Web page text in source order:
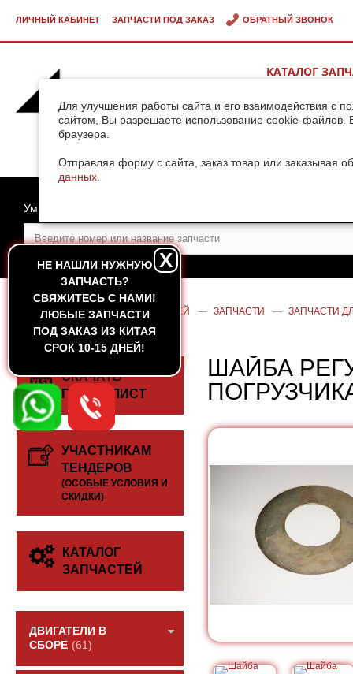
Для улучшения работы сайта и его взаимодействия с
сайтом, Вы разрешаете использование cookie-файлов.
браузера.
Отправляя форму с сайта, заказ товар или заказывая
данных
ЛИЧНЫЙ КАБИНЕТ ЗАПЧАСТИ ПОД ЗАКАЗ ОБРАТНЫЙ ЗВОНОК
КАТАЛОГ
НЕ НАШЛИ НУЖНУЮ
ЗАПЧАСТЬ?
CВЯЖИТЕСЬ С НАМИ!
ЛЮБЫЕ ЗАПЧАСТИ
ПОД ЗАКАЗ ИЗ КИТАЯ
СРОК 10-15 ДНЕЙ!
X
Умный поиск
ГЛАВНАЯ — КАТАЛОГ ЗАПЧАСТЕЙ — ЗАПЧАСТИ — ЗАПЧАСТИ
ПОГРУЗЧИКА /SDLG
СКАЧАТЬ
ПРАЙС-ЛИСТ
УЧАСТНИКАМ
ТЕНДЕРОВ
(ОСОБЫЕ УСЛОВИЯ И
СКИДКИ)
КАТАЛОГ
ЗАПЧАСТЕЙ
ДВИГАТЕЛИ В
СБОРЕ (61)
ШАЙБА